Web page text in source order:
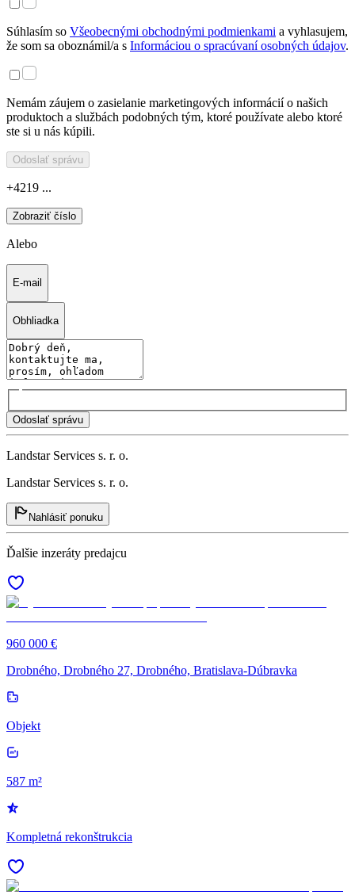
Súhlasím so Všeobecnými obchodnými podmienkami a vyhlasujem,
že som sa oboznámil/a s Informáciou o spracúvaní osobných údajov.
Nemám záujem o zasielanie marketingových informácií o našich
produktoch a službách podobných tým, ktoré používate alebo ktoré
ste si u nás kúpili.
Odoslať správu
+4219 ...
Zobraziť číslo
Alebo
E-mail
Obhliadka
Odoslať správu
Landstar Services s. r. o.
Landstar Services s. r. o.
Nahlásiť ponuku
Ďalšie inzeráty predajcu
960 000 €
Drobného, Drobného 27, Drobného, Bratislava-Dúbravka
Objekt
587 m²
Kompletná rekonštrukcia